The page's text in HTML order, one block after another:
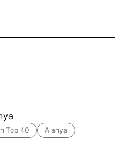
Top 40
Alanya